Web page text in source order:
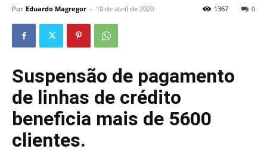
Por Eduardo Magregor - 10 de abril de 2020 0
1367
Suspensão de pagamento
de linhas de crédito
beneficia mais de 5600
clientes.